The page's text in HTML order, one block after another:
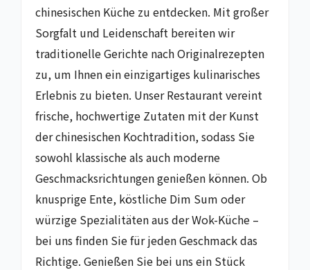
chinesischen Küche zu entdecken. Mit großer
Sorgfalt und Leidenschaft bereiten wir
traditionelle Gerichte nach Originalrezepten
zu, um Ihnen ein einzigartiges kulinarisches
Erlebnis zu bieten. Unser Restaurant vereint
frische, hochwertige Zutaten mit der Kunst
der chinesischen Kochtradition, sodass Sie
sowohl klassische als auch moderne
Geschmacksrichtungen genießen können. Ob
knusprige Ente, köstliche Dim Sum oder
würzige Spezialitäten aus der Wok-Küche –
bei uns finden Sie für jeden Geschmack das
Richtige. Genießen Sie bei uns ein Stück